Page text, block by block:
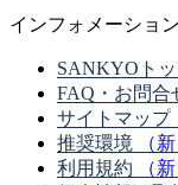
インフォメーション
SANKYOト
FAQ・お問合
サイトマップ
推奨環境
（
利用規約
（